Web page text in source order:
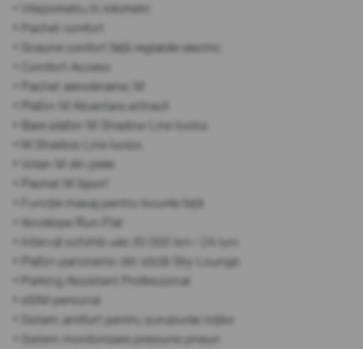
• Vitezometru în kilometri
• Pachet confort
• Scaune confort față reglabile electric
• Comfort Access
• Pachet aerodinamic M
• Plafon M Alcantara antracit
• Bare plafon M Shadow Line lucios
• M Shadow Line lucios
• Volan M din piele
• Pachet M Sport
• Funcție masaj pentru locurile față
• Anvelope Run-Flat
• Interval schimb ulei 30.000 km / 24 luni
• Plafon panoramic din sticlă Sky Lounge
• Parking Assistant Professional
• eSIM personal
• Sistem antifurt pentru șuruburile roților
• Sistem monitorizare presiune pneuri